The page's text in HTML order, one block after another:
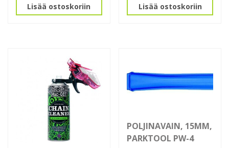
Lisää ostoskoriin Lisää ostoskoriin
POLJINAVAIN, 15MM,
PARKTOOL PW-4